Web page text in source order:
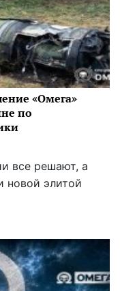
«Омега»
по
все решают, а
новой элитой